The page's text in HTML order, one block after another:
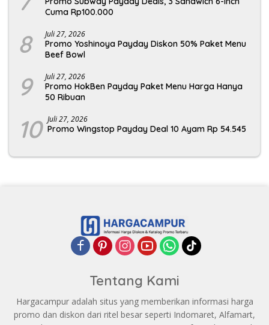
Cuma Rp100.000
8 Juli 27, 2026
Promo Yoshinoya Payday Diskon 50% Paket Menu
Beef Bowl
9 Juli 27, 2026
Promo HokBen Payday Paket Menu Harga Hanya
50 Ribuan
10 Juli 27, 2026
Promo Wingstop Payday Deal 10 Ayam Rp 54.545
Tentang Kami
Hargacampur adalah situs yang memberikan informasi harga
promo dan diskon dari ritel besar seperti Indomaret, Alfamart,